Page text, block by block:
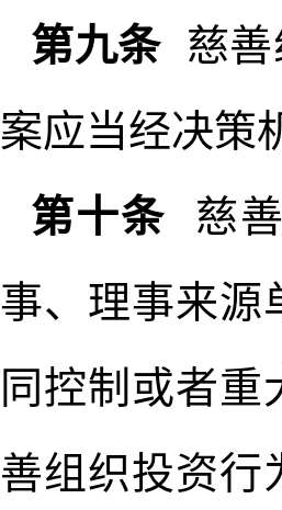
第九条慈善
案应当经决策
第十条 慈
事、理事来源
同控制或者
善组织投资行